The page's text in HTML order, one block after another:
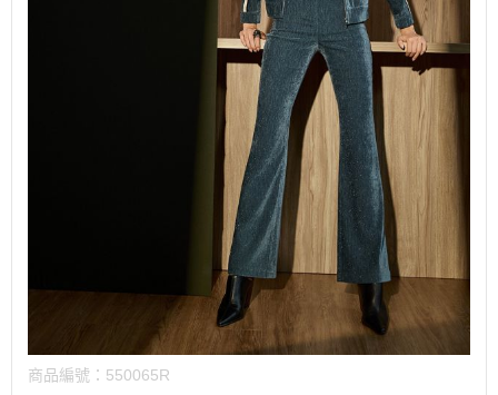
商品編號： 550065R